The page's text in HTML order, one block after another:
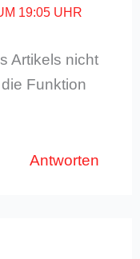
19:05 UHR
Artikels nicht
Funktion
Antworten